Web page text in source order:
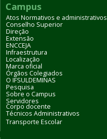
Campus
Atos Normativos e administrativos
Conselho Superior
Direção
Extensão
ENCCEJA
Infraestrutura
Localização
Marca oficial
Órgãos Colegiados
O IFSULDEMINAS
Pesquisa
Sobre o Campus
Servidores
Corpo docente
Técnicos Administrativos
Transporte Escolar